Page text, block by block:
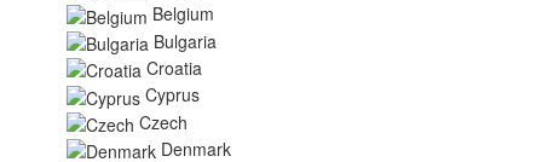
Belgium
Bulgaria
Croatia
Cyprus
Czech
Denmark